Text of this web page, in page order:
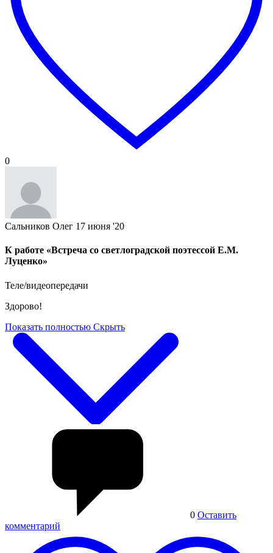
0
Сальников Олег 17 июня '20
К работе «Встреча со светлоградской поэтессой Е.М.
Луценко»
Теле/видеопередачи
Здорово!
Показать полностью Скрыть
0 Оставить
комментарий